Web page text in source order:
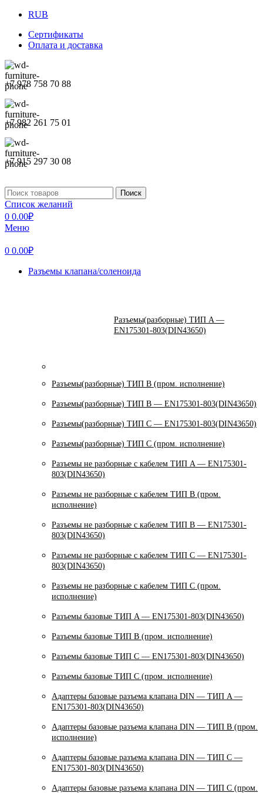
RUB
Сертификаты
Оплата и доставка
+7 978 758 70 88
+7 982 261 75 01
+7 915 297 30 08
Поиск
Список желаний
0 0.00₽
Меню
0 0.00₽
Разъемы клапана/соленоида
Разъемы(разборные) ТИП A —
EN175301-803(DIN43650)
Разъемы(разборные) ТИП В (пром. исполнение)
Разъемы(разборные) ТИП B — EN175301-803(DIN43650)
Разъемы(разборные) ТИП C — EN175301-803(DIN43650)
Разъемы(разборные) ТИП С (пром. исполнение)
Разъемы не разборные с кабелем ТИП A — EN175301-
803(DIN43650)
Разъемы не разборные с кабелем ТИП B (пром.
исполнение)
Разъемы не разборные с кабелем ТИП B — EN175301-
803(DIN43650)
Разъемы не разборные с кабелем ТИП C — EN175301-
803(DIN43650)
Разъемы не разборные с кабелем ТИП C (пром.
исполнение)
Разъемы базовые ТИП A — EN175301-803(DIN43650)
Разъемы базовые ТИП В (пром. исполнение)
Разъемы базовые ТИП C — EN175301-803(DIN43650)
Разъемы базовые ТИП C (пром. исполнение)
Адаптеры базовые разъема клапана DIN — ТИП A —
EN175301-803(DIN43650)
Адаптеры базовые разъема клапана DIN — ТИП B (пром.
исполнение)
Адаптеры базовые разъема клапана DIN — ТИП C —
EN175301-803(DIN43650)
Адаптеры базовые разъема клапана DIN — ТИП C (пром.